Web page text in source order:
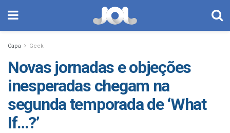
Capa Geek
Novas jornadas e objeções
inesperadas chegam na
segunda temporada de ‘What
If…?’